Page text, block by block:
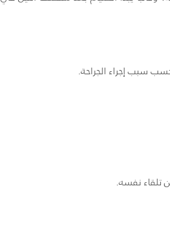
سبب إجراء الجراحة.
تلقاء نفسه.